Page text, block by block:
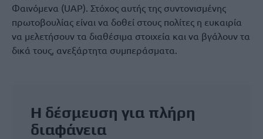
Φαινόμενα (UAP). Στόχος αυτής της συντονισμένης
πρωτοβουλίας είναι να δοθεί στους πολίτες η ευκαιρία
να μελετήσουν τα διαθέσιμα στοιχεία και να βγάλουν τα
δικά τους, ανεξάρτητα συμπεράσματα.
Η δέσμευση για πλήρη
διαφάνεια